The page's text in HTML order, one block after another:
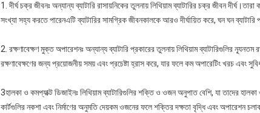
1. দীর্ঘ চক্র জীবনঃ অন্যান্য ব্যাটারি রাসায়নিকের তুলনায় লিথিয়াম ব্যাটারির চক্র জীবন
সংখ্যা সহ্য করতে পারেনএটি ব্যাটারির সামগ্রিক জীবনকালকে আরও দীর্ঘায়িত করে, ঘন ঘন
2. রক্ষণাবেক্ষণ মুক্ত অপারেশনঃ অন্যান্য ব্যাটারি প্রকারের তুলনায় লিথিয়াম ব্যাটারিগুলির
রক্ষণাবেক্ষণের জন্য প্রয়োজনীয় সময় এবং প্রচেষ্টা হ্রাস করে, যার ফলে কম অপারেটিং খরচ এবং
3হালকা ও কমপ্যাক্ট ডিজাইনঃ লিথিয়াম ব্যাটারিগুলির শক্তি ও ওজন অনুপাত বেশি, যা তাদের
কার্টগুলির নকশা এবং নির্মাণের অনুমতি দেয়কম ওজনের ফলে শক্তির দক্ষতা বৃদ্ধি এবং অপারেশন